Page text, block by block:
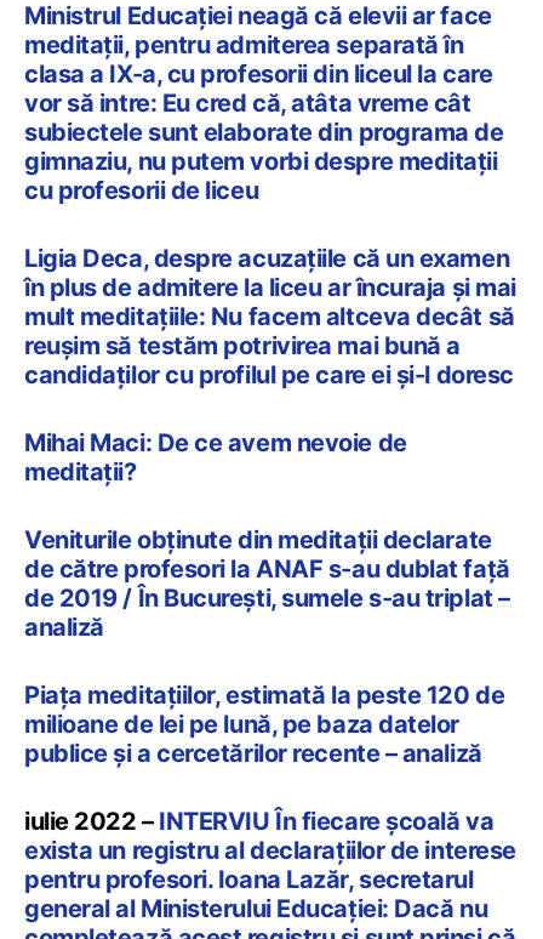
Ministrul Educației neagă că elevii ar face
meditații, pentru admiterea separată în
clasa a IX-a, cu profesorii din liceul la care
vor să intre: Eu cred că, atâta vreme cât
subiectele sunt elaborate din programa de
gimnaziu, nu putem vorbi despre meditații
cu profesorii de liceu
Ligia Deca, despre acuzațiile că un examen
în plus de admitere la liceu ar încuraja și mai
mult meditațiile: Nu facem altceva decât să
reușim să testăm potrivirea mai bună a
candidaților cu profilul pe care ei și-l doresc
Mihai Maci: De ce avem nevoie de
meditații?
Veniturile obținute din meditații declarate
de către profesori la ANAF s-au dublat față
de 2019 / În București, sumele s-au triplat –
analiză
Piața meditațiilor, estimată la peste 120 de
milioane de lei pe lună, pe baza datelor
publice și a cercetărilor recente – analiză
iulie 2022 – INTERVIU În fiecare școală va
exista un registru al declarațiilor de interese
pentru profesori. Ioana Lazăr, secretarul
general al Ministerului Educației: Dacă nu